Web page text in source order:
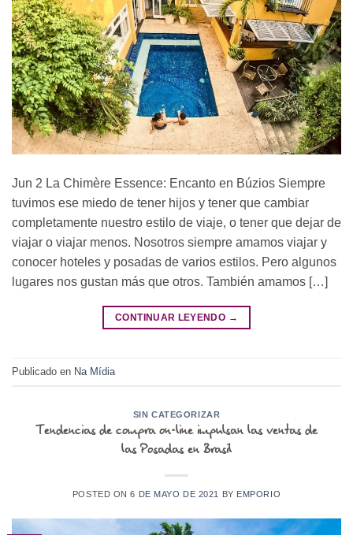
Jun 2 La Chimère Essence: Encanto en Búzios Siempre
tuvimos ese miedo de tener hijos y tener que cambiar
completamente nuestro estilo de viaje, o tener que dejar de
viajar o viajar menos. Nosotros siempre amamos viajar y
conocer hoteles y posadas de varios estilos. Pero algunos
lugares nos gustan más que otros. También amamos […]
CONTINUAR LEYENDO →
Publicado en Na Mídia
SIN CATEGORIZAR
Tendencias de compra on-line impulsan las ventas de
las Posadas en Brasil
POSTED ON6 DE MAYO DE 2021 BY EMPORIO